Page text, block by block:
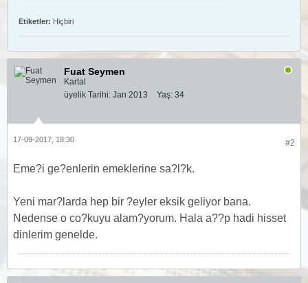
Etiketler: Hiçbiri
Fuat Seymen
Kartal
üyelik Tarihi: Jan 2013 Yaş: 34
#2
17-09-2017, 18:30
Eme?i ge?enlerin emeklerine sa?l?k.
Yeni mar?larda hep bir ?eyler eksik geliyor bana.
Nedense o co?kuyu alam?yorum. Hala a??p hadi hisset
dinlerim genelde.